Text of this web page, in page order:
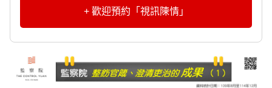
+ 歡迎預約「視訊陳情」